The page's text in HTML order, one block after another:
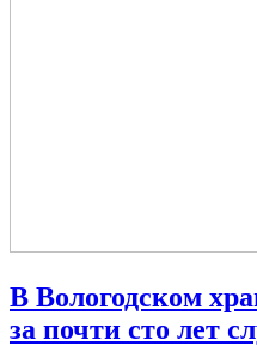
В Вологодском
за почти сто лет